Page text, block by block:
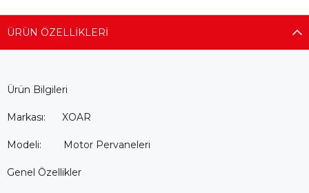
ÜRÜN ÖZELLIKLERI
Ürün Bilgileri
Markası: XOAR
Modeli: Motor Pervaneleri
Genel Özellikler